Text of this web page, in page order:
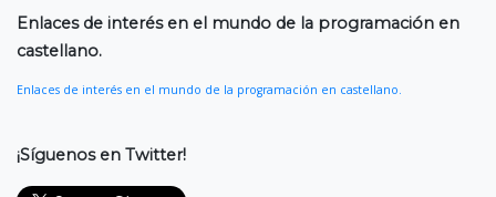
Enlaces de interés en el mundo de la programación en
castellano.
Enlaces de interés en el mundo de la programación en castellano.
¡Síguenos en Twitter!